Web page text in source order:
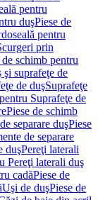
pentru
duşPiese de
pentru
prin
de schimb pentru
şi suprafeţe de
de duşSuprafeţe
Suprafeţe de
Piese de schimb
separare duşPiese
de separare
duşPereţi laterali
Pereţi laterali duş
cadăPiese de
Uşi de duşPiese de